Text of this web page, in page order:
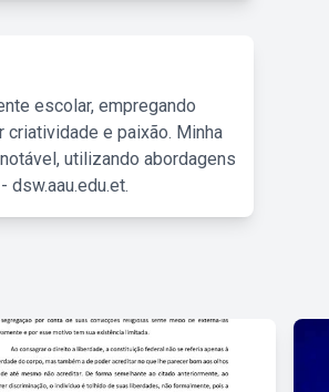
escolar, empregando
e paixão. Minha
utilizando abordagens